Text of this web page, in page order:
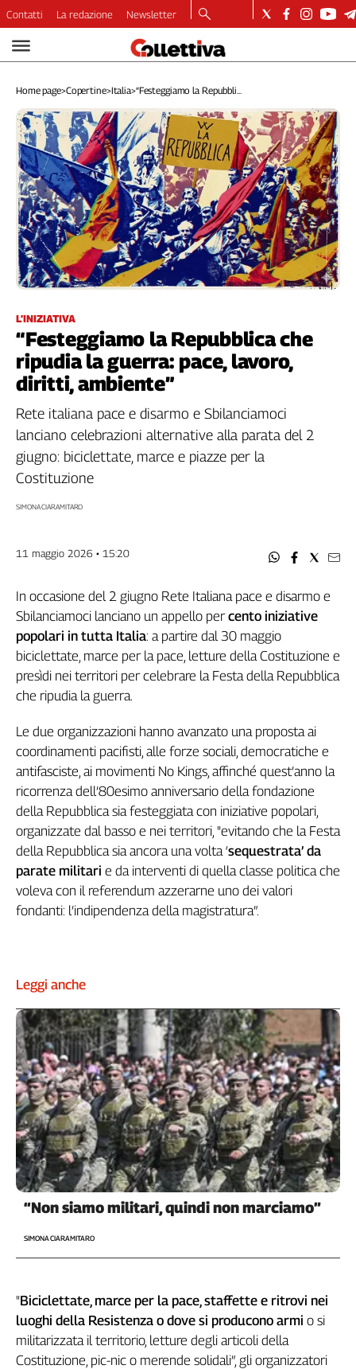
Video
Dirette
Longform
Copertine
Economia
Lavoro
Ambiente
Diritti
Welfare
Italia
Internazionale
Categorie
Filcams
Filctem
Fillea
Filt
Fiom
Flc
Nidil
Spi
Inca
Caaf
Speciali
G8
Genova,
il
sangue
della
ragione
120
anni
Cgil
Collettiva
Academy
Collettiva
La
settimana
Collettiva
Girasoli
Il
Sassolino
Linea
Economica
Tech
It
Easy
Inserti
InFlai
Le
trasmissioni
tv
Contatti La redazione Newsletter
Home page>Copertine>Italia>“Festeggiamo la Repubbli...
L’INIZIATIVA
“Festeggiamo la Repubblica che
ripudia la guerra: pace, lavoro,
diritti, ambiente”
Rete italiana pace e disarmo e Sbilanciamoci
lanciano celebrazioni alternative alla parata del 2
giugno: biciclettate, marce e piazze per la
Costituzione
SIMONA CIARAMITARO
11 maggio 2026 • 15:20
In occasione del 2 giugno Rete Italiana pace e disarmo e
Sbilanciamoci lanciano un appello percento iniziative
popolari in tutta Italia: a partire dal 30 maggio
biciclettate, marce per la pace, letture della Costituzione e
presìdi nei territori per celebrare la Festa della Repubblica
che ripudia la guerra.
Le due organizzazioni hanno avanzato una proposta ai
coordinamenti pacifisti, alle forze sociali, democratiche e
antifasciste, ai movimenti No Kings, affinché quest’anno la
ricorrenza dell’80esimo anniversario della fondazione
della Repubblica sia festeggiata con iniziative popolari,
organizzate dal basso e nei territori, "evitando che la Festa
della Repubblica sia ancora una volta ‘sequestrata’ da
parate militari e da interventi di quella classe politica che
voleva con il referendum azzerarne uno dei valori
fondanti: l’indipendenza della magistratura”.
Leggi anche
“Non siamo militari, quindi non marciamo”
SIMONA CIARAMITARO
"Biciclettate, marce per la pace, staffette e ritrovi nei
luoghi della Resistenza o dove si producono armi o si
militarizzata il territorio, letture degli articoli della
Costituzione, pic-nic o merende solidali”, gli organizzatori